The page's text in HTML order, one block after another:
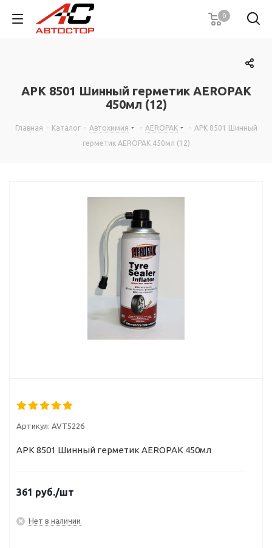
0
APK 8501 Шинный герметик AEROPAK
450мл (12)
Главная - Каталог - Автохимия - AEROPAK - APK 8501 Шинный
герметик AEROPAK 450мл (12)
Артикул: AVT5226
APK 8501 Шинный герметик AEROPAK 450мл
361 руб./шт
Нет в наличии